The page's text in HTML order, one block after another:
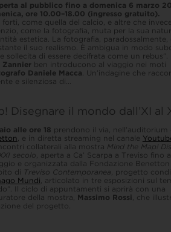
al pubblico fino a domenica 6 marzo
ore 10.00–18.00 (ingresso gratuito).
forti, come quella del calcio, e altre che invece
come la fotografia, muta per la sua
estetica. La fotografia, paradossalmente,
il suo realismo. È ambigua in modo
sollecita di essere decifrata come un rebus”.
Zannierben introducono al viaggio nei moti
Daniele Macca . Un’indagine che
e silenziosa di...
Disegnare il mondo dall’XI al
alle ore 18 prendono il via, nell’auditorium
, e in diretta streaming nel canale
collaterali alla mostra Mind the Map!
secolo , aperta a Ca’ Scarpa a Treviso fino a
e organizzata dalla Fondazione
di Treviso Contemporanea , progetto
Mundi , articolato in tre esposizioni sul
Il ciclo di appuntamenti si aprirà con una
della mostra, Massimo Rossi , che
del progetto.